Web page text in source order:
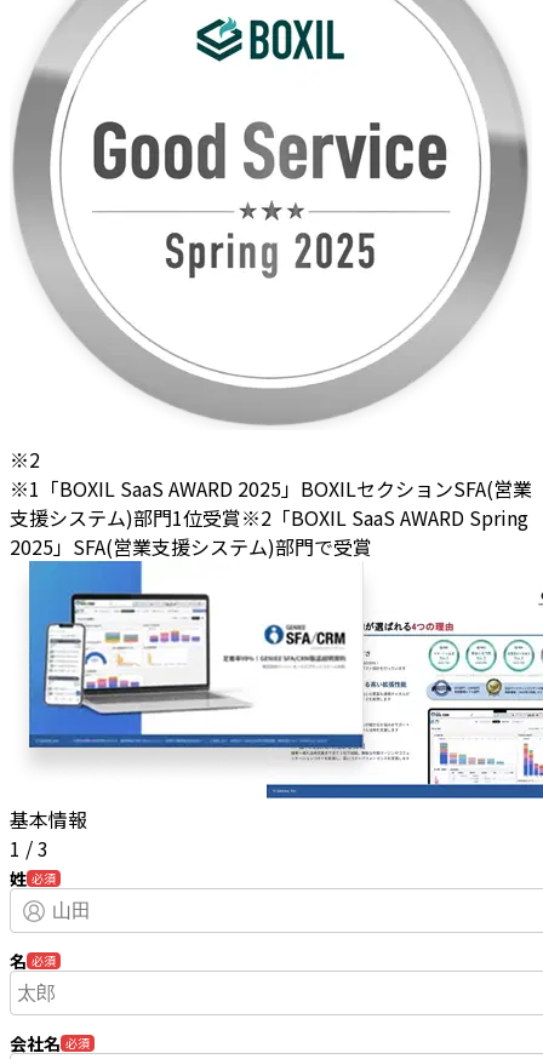
※2
※1「BOXIL SaaS AWARD 2025」BOXILセクションSFA(営業
支援システム)部門1位受賞※2「BOXIL SaaS AWARD Spring
2025」SFA(営業支援システム)部門で受賞
基本情報
1 /3
姓 必須
名 必須
会社名 必須